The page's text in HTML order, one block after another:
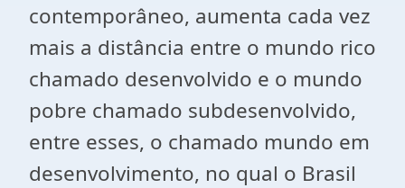
contemporâneo, aumenta cada vez
mais a distância entre o mundo rico
chamado desenvolvido e o mundo
pobre chamado subdesenvolvido,
entre esses, o chamado mundo em
desenvolvimento, no qual o Brasil